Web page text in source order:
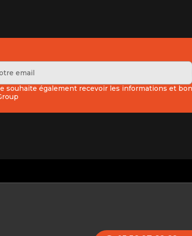
souhaite également recevoir les informations et